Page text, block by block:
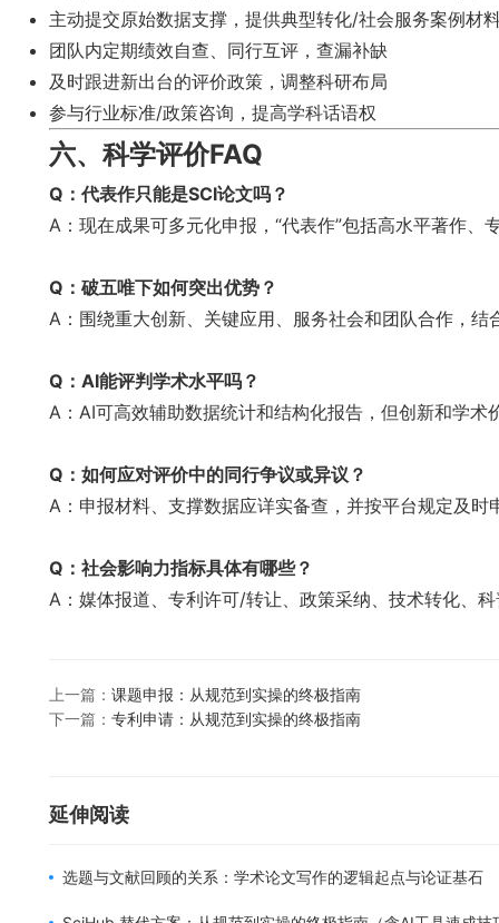
主动提交原始数据支撑，提供典型转化/社会服务案例材
团队内定期绩效自查、同行互评，查漏补缺
及时跟进新出台的评价政策，调整科研布局
参与行业标准/政策咨询，提高学科话语权
六、科学评价FAQ
Q：代表作只能是SCI论文吗？
A：现在成果可多元化申报，“代表作”包括高水平著作
Q：破五唯下如何突出优势？
A：围绕重大创新、关键应用、服务社会和团队合作，
Q：AI能评判学术水平吗？
A：AI可高效辅助数据统计和结构化报告，但创新和学
Q：如何应对评价中的同行争议或异议？
A：申报材料、支撑数据应详实备查，并按平台规定及时
Q：社会影响力指标具体有哪些？
A：媒体报道、专利许可/转让、政策采纳、技术转化、
上一篇： 课题申报：从规范到实操的终极指南
下一篇： 专利申请：从规范到实操的终极指南
延伸阅读
选题与文献回顾的关系：学术论文写作的逻辑起点与论证基石